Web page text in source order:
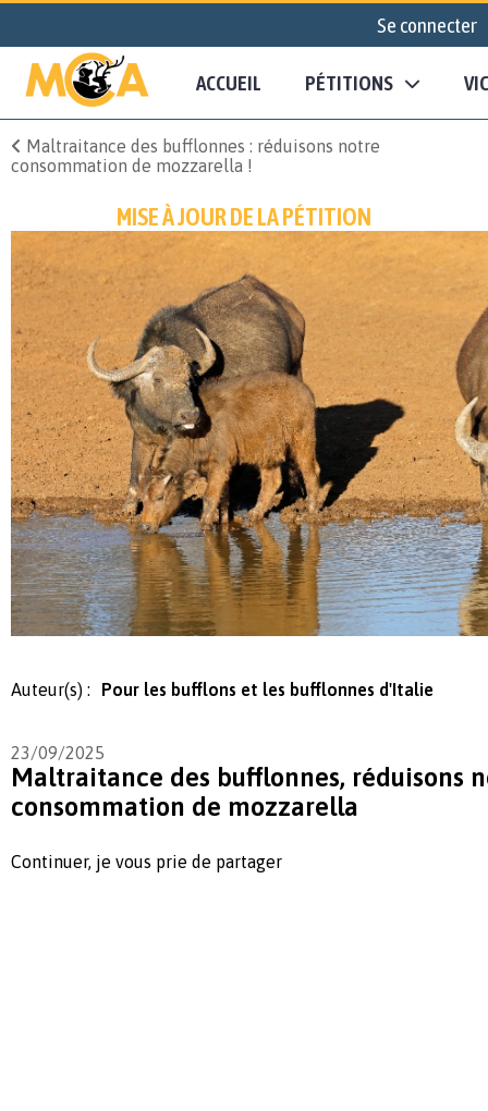
Se connecter
ACCUEIL PÉTITIONS
Maltraitance des bufflonnes : réduisons notre
consommation de mozzarella !
MISE À JOUR DE LA PÉTITION
Auteur(s) : Pour les bufflons et les bufflonnes d'Italie
23/09/2025
Maltraitance des bufflonnes, réduisons
consommation de mozzarella
Continuer, je vous prie de partager